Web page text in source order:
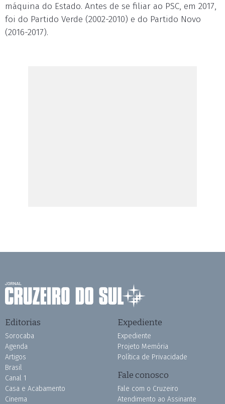
máquina do Estado. Antes de se filiar ao PSC, em 2017,
foi do Partido Verde (2002-2010) e do Partido Novo
(2016-2017).
Editorias
Sorocaba
Agenda
Artigos
Brasil
Canal 1
Casa e Acabamento
Cinema
Expediente
Expediente
Projeto Memória
Política de Privacidade
Fale conosco
Fale com o Cruzeiro
Atendimento ao Assinante